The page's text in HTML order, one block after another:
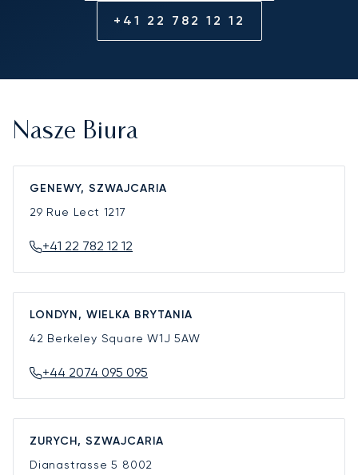
+41 22 782 12 12
Nasze Biura
GENEWY, SZWAJCARIA
29 Rue Lect 1217
+41 22 782 12 12
LONDYN, WIELKA BRYTANIA
42 Berkeley SquareW1J 5AW
+44 2074 095 095
ZURYCH, SZWAJCARIA
Dianastrasse 5 8002